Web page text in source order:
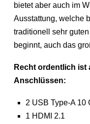
bietet aber auch im
Ausstattung, welche
traditionell sehr
beginnt, auch das
Recht ordentlich
Anschlüssen:
2 USB Type-A 10
1 HDMI 2.1